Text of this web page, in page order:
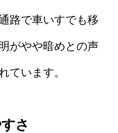
路で車いすでも移
がやや暗めとの声
ています。
さ